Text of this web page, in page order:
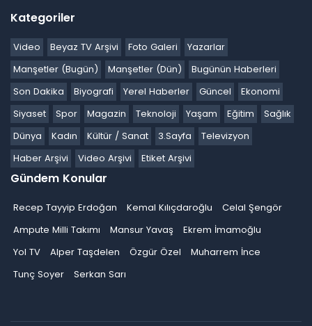
Kategoriler
Video Beyaz TV Arşivi Foto Galeri
Yazarlar
Manşetler (Bugün)
Manşetler (Dün)
Bugünün Haberleri
Son Dakika
Biyografi Yerel Haberler Güncel
Ekonomi
Siyaset
Spor Magazin Teknoloji Yaşam Eğitim
Sağlık
Dünya
Kadın Kültür / Sanat 3.Sayfa
Televizyon
Haber Arşivi
Video Arşivi Etiket Arşivi
Gündem Konular
Recep Tayyip Erdoğan Kemal Kılıçdaroğlu
Celal Şengör
Ampute Milli Takımı
Mansur Yavaş
Ekrem İmamoğlu
Yol TV
Alper Taşdelen Özgür Özel
Muharrem İnce
Tunç Soyer
Serkan Sarı